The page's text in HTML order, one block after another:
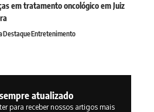
em tratamento oncológico em Juiz
DestaqueEntretenimento
atualizado
para receber nossos artigos mais